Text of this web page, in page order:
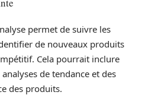
permet de suivre les
de nouveaux produits
Cela pourrait inclure
de tendance et des
des produits.